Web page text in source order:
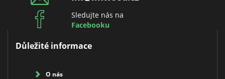
Sledujte nás na
Facebooku
Důležité informace
O nás